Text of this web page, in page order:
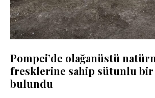
Pompei’de olağanüstü
fresklerine sahip sütunlu bir
bulundu